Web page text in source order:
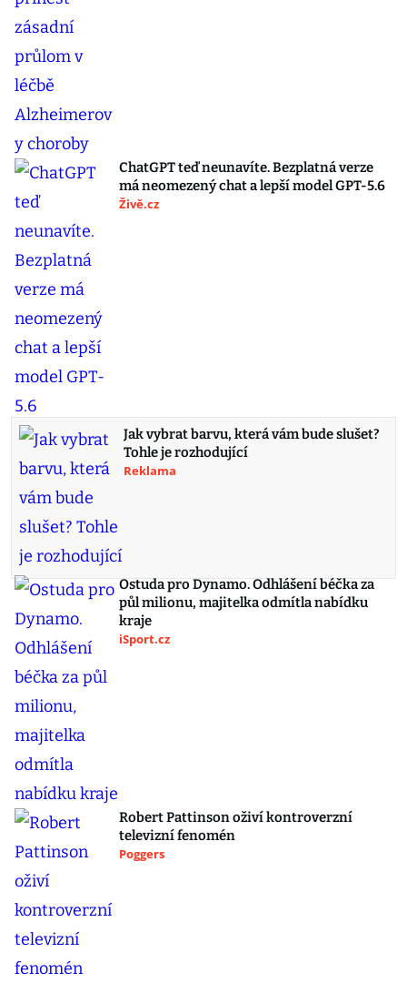
ChatGPT teď neunavíte. Bezplatná verze
má neomezený chat a lepší model GPT-5.6
Živě.cz
Jak vybrat barvu, která vám bude slušet?
Tohle je rozhodující
Reklama
Ostuda pro Dynamo. Odhlášení béčka za
půl milionu, majitelka odmítla nabídku
kraje
iSport.cz
Robert Pattinson oživí kontroverzní
televizní fenomén
Poggers